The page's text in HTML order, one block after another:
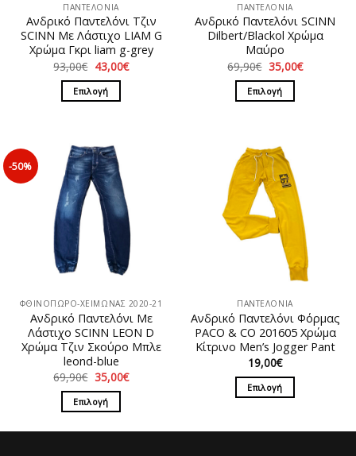
ΠΑΝΤΕΛΟΝΙΑ
Ανδρικό Παντελόνι Τζιν
SCINN Με Λάστιχο LIAM G
Χρώμα Γκρι liam g-grey
93,00€ Original
price
was:
93,00€.
43,00€Η
τρέχουσα
Επιλογή
προϊόν
έχει
πολλαπλές
παραλλαγές.
Οι
επιλογές
μπορούν
επιλεγούν
σελίδα
του
προϊόντος
ΠΑΝΤΕΛΟΝΙΑ
Ανδρικό Παντελόνι SCINN
Dilbert/Blackol Χρώμα
Μαύρο
69,90€ Original
price
was:
69,90€.
35,00€Η
τρέχουσα
Επιλογή
έχει
πολλαπλές
παραλλαγές.
Οι
επιλογές
μπορούν
επιλεγούν
σελίδα
του
προϊόντος
-50%
ΦΘΙΝΟΠΩΡΟ-ΧΕΙΜΩΝΑΣ 2020-21
Ανδρικό Παντελόνι Με
Λάστιχο SCINN LEON D
Χρώμα Τζιν Σκούρο Μπλε
leond-blue
69,90€ Original
price
was:
69,90€.
35,00€Η
Επιλογή
ΠΑΝΤΕΛΟΝΙΑ
Ανδρικό Παντελόνι Φόρμας
PACO & CO 201605 Χρώμα
Kίτρινο Men’s Jogger Pant
19,00€
Επιλογή